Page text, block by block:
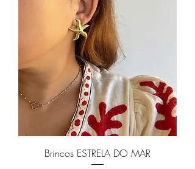
Brincos ESTRELA DO MAR